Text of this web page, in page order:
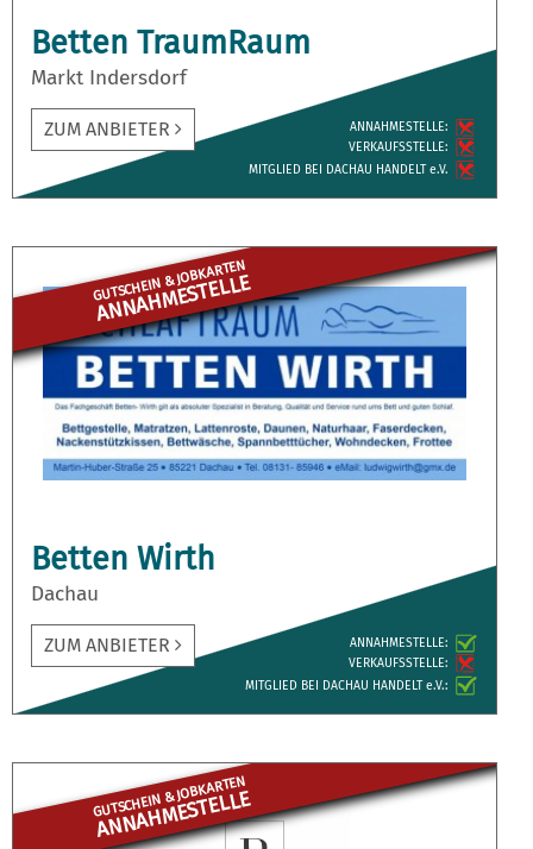
Betten TraumRaum
Markt Indersdorf
ZUM ANBIETER
ANNAH­MESTELLE:
VERKAUFS­STELLE:
MITGLIED BEI DACHAU HANDELT e.V.
GUTSCHEIN & JOBKARTEN
ANNAHME­STELLE
Betten Wirth
Dachau
ZUM ANBIETER
ANNAH­MESTELLE:
VERKAUFS­STELLE:
MITGLIED BEI DACHAU HANDELT e.V.:
GUTSCHEIN & JOBKARTEN
ANNAHME­STELLE